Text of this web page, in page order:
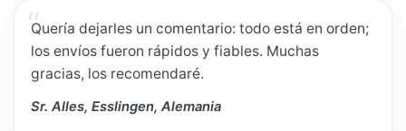
Quería dejarles un comentario: todo está en orden;
los envíos fueron rápidos y fiables. Muchas
gracias, los recomendaré.
Sr. Alles, Esslingen, Alemania